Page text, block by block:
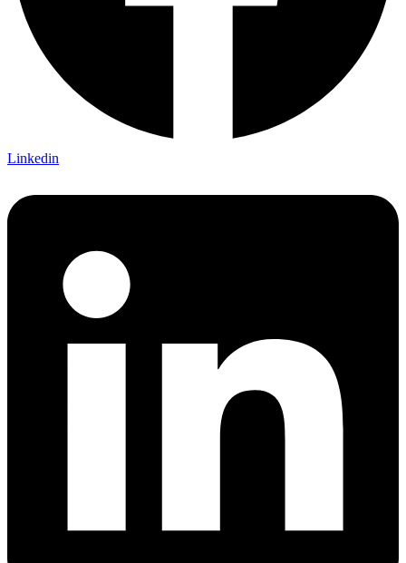
Linkedin